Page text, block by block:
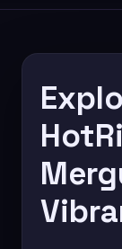
Eventos